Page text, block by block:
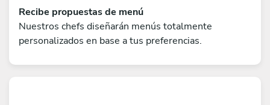
Recibe propuestas de menú
Nuestros chefs diseñarán menús totalmente
personalizados en base a tus preferencias.